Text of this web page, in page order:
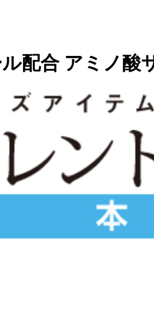
配合 アミノ酸